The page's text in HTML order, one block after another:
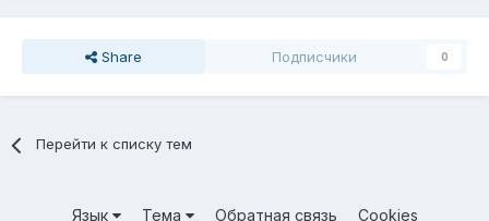
Share Подписчики 0
Перейти к списку тем
Язык Тема Обратная связь Cookies